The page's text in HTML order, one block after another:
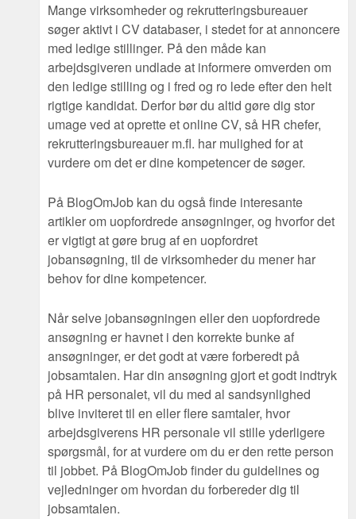
Mange virksomheder og rekrutteringsbureauer
søger aktivt i CV databaser, i stedet for at annoncere
med ledige stillinger. På den måde kan
arbejdsgiveren undlade at informere omverden om
den ledige stilling og i fred og ro lede efter den helt
rigtige kandidat. Derfor bør du altid gøre dig stor
umage ved at oprette et online CV, så HR chefer,
rekrutteringsbureauer m.fl. har mulighed for at
vurdere om det er dine kompetencer de søger.
På BlogOmJob kan du også finde interesante
artikler om uopfordrede ansøgninger, og hvorfor det
er vigtigt at gøre brug af en uopfordret
jobansøgning, til de virksomheder du mener har
behov for dine kompetencer.
Når selve jobansøgningen eller den uopfordrede
ansøgning er havnet i den korrekte bunke af
ansøgninger, er det godt at være forberedt på
jobsamtalen. Har din ansøgning gjort et godt indtryk
på HR personalet, vil du med al sandsynlighed
blive inviteret til en eller flere samtaler, hvor
arbejdsgiverens HR personale vil stille yderligere
spørgsmål, for at vurdere om du er den rette person
til jobbet. På BlogOmJob finder du guidelines og
vejledninger om hvordan du forbereder dig til
jobsamtalen.